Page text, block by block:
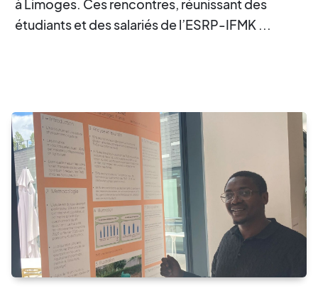
à Limoges. Ces rencontres, réunissant des
étudiants et des salariés de l’ESRP-IFMK ...